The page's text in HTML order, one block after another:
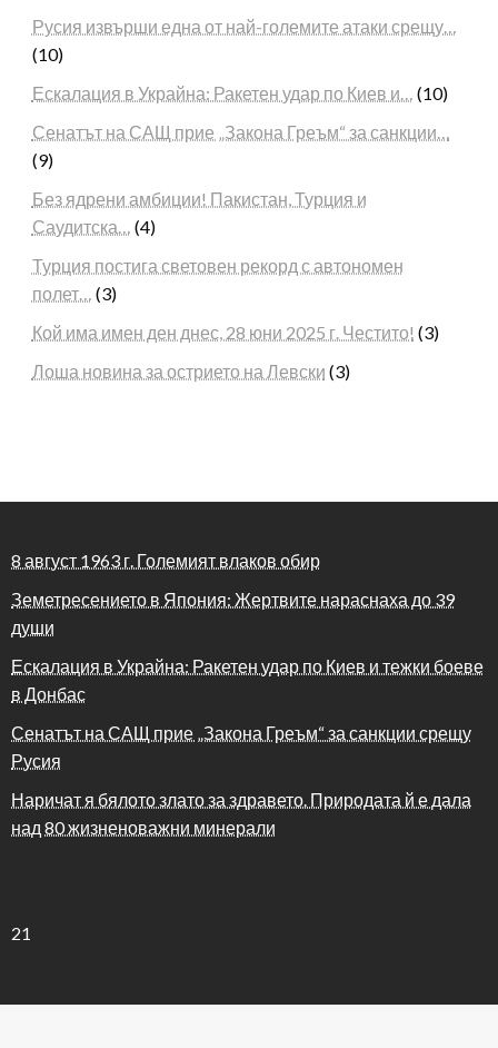
Русия извърши една от най-големите атаки срещу…
(10)
Ескалация в Украйна: Ракетен удар по Киев и… (10)
Сенатът на САЩ прие „Закона Греъм“ за санкции…
(9)
Без ядрени амбиции! Пакистан, Турция и
Саудитска… (4)
Турция постига световен рекорд с автономен
полет… (3)
Кой има имен ден днес, 28 юни 2025 г. Честито! (3)
Лоша новина за острието на Левски (3)
8 август 1963 г. Големият влаков обир
Земетресението в Япония: Жертвите нараснаха до 39
души
Ескалация в Украйна: Ракетен удар по Киев и тежки боеве
в Донбас
Сенатът на САЩ прие „Закона Греъм“ за санкции срещу
Русия
Наричат я бялото злато за здравето. Природата й е дала
над 80 жизненоважни минерали
21